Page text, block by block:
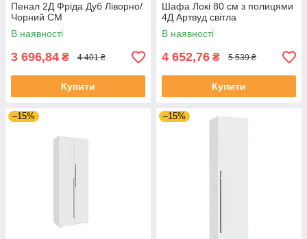
Пенал 2Д Фріда Дуб Ліворно/
Чорний СМ
В наявності
3 696,84 ₴ 4 401 ₴
Купити
Шафа Локі 80 см з полицями
4Д Артвуд світла
В наявності
4 652,76 ₴ 5 539 ₴
Купити
–15% –15%